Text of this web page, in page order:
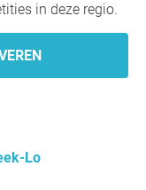
in deze regio.
Lo